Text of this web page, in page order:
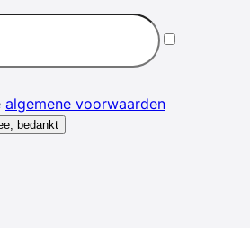
algemene voorwaarden
bedankt